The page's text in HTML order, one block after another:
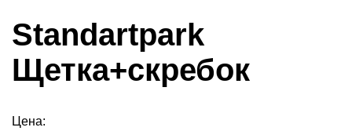
Standartpark
Щетка+скребок
Цена: